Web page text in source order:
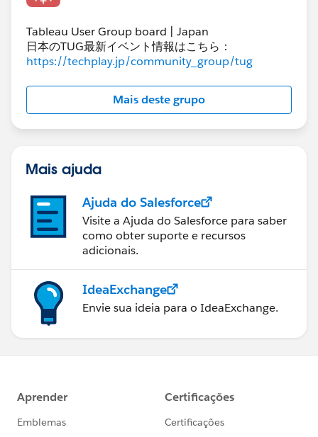
Tableau User Group board | Japan
日本のTUG最新イベント情報はこちら：
https://techplay.jp/community_group/tug
Mais deste grupo
Mais ajuda
Ajuda do Salesforce
Visite a Ajuda do Salesforce para saber
como obter suporte e recursos
adicionais.
IdeaExchange
Envie sua ideia para o IdeaExchange.